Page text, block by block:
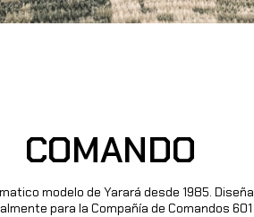
COMANDO
modelo de Yarará desde 1985.
para la Compañía de Comandos 601